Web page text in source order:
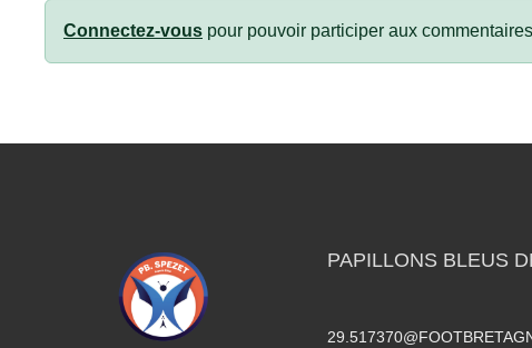
Connectez-vous pour pouvoir participer aux
PAPILLONS BLEUS